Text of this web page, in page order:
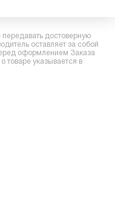
достоверную
оставляет за собой
оформлением Заказа
товаре указывается в